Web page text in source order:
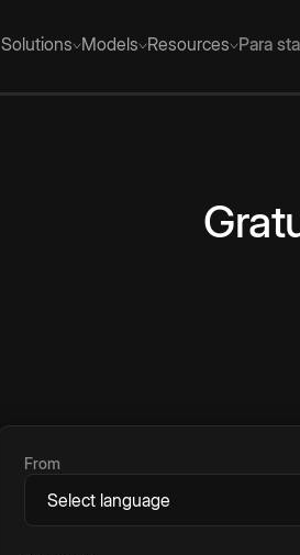
Solutions Models Resources Para
From